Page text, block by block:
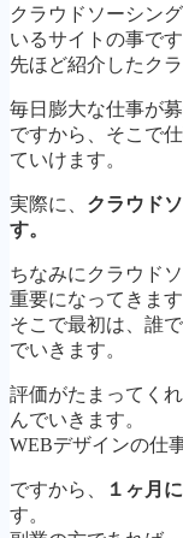
クラウドソーシン
いるサイトの事です
先ほど紹介したク
毎日膨大な仕事が
ですから、そこで
ていけます。
実際に、 クラウド
す。
ちなみにクラウド
重要になってきます
そこで最初は、誰
でいきます。
評価がたまってくれ
んでいきます。
WEBデザインの仕
ですから、 １ヶ月
す。